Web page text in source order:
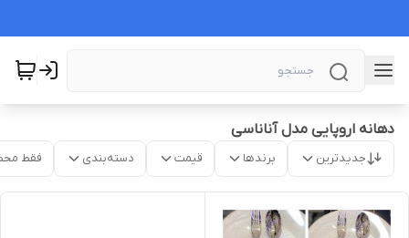
دهانه اروپایی مدل آناناسی
جدیدترین برندها قیمت دسته‌بندی فقط